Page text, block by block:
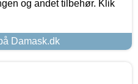
og andet tilbehør. Klik
Damask.dk